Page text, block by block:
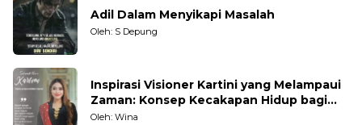
Adil Dalam Menyikapi Masalah
Oleh: S Depung
Inspirasi Visioner Kartini yang Melampaui
Zaman: Konsep Kecakapan Hidup bagi
Generasi Muda
Oleh: Wina